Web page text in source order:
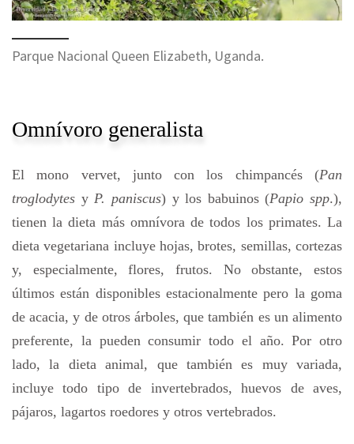
Parque Nacional Queen Elizabeth, Uganda.
Omnívoro generalista
El mono vervet, junto con los chimpancés (Pan
troglodytes y P. paniscus) y los babuinos (Papio spp.),
tienen la dieta más omnívora de todos los primates. La
dieta vegetariana incluye hojas, brotes, semillas, cortezas
y, especialmente, flores, frutos. No obstante, estos
últimos están disponibles estacionalmente pero la goma
de acacia, y de otros árboles, que también es un alimento
preferente, la pueden consumir todo el año. Por otro
lado, la dieta animal, que también es muy variada,
incluye todo tipo de invertebrados, huevos de aves,
pájaros, lagartos roedores y otros vertebrados.